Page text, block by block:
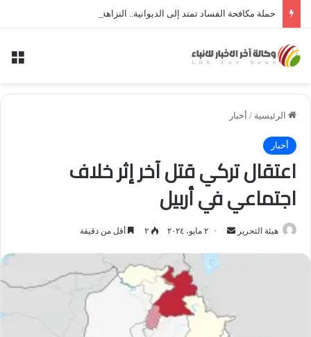
الرئيسية / أخبار
أخبار
اعتقال تركي قتل آخر إثر خلاف
اجتماعي في أربيل
هيئة التحرير
أرسل
إلكترونيا
٢ مايو، ٢٠٢٤ ٢ أقل من دقيقة